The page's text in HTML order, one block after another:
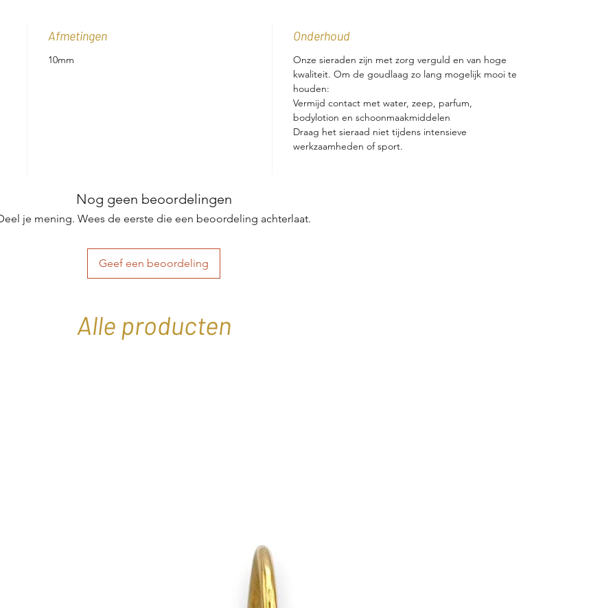
houdt van sieraden die een
persoonlijke en luxueuze touch geven
aan elke outfit.
Beschikbaarheid:
1 paar
Levertijd: 3-5 werkdagen.
Afmetingen
10mm
Onderhoud
Onze sieraden zijn met zorg verguld en van hoge
kwaliteit. Om de goudlaag zo lang mogelijk mooi te
houden:
Vermijd contact met water, zeep, parfum,
bodylotion en schoonmaakmiddelen
Draag het sieraad niet tijdens intensieve
werkzaamheden of sport.
Nog geen beoordelingen
je mening. Wees de eerste die een beoordeling achterlaat.
Geef een beoordeling
Alle producten